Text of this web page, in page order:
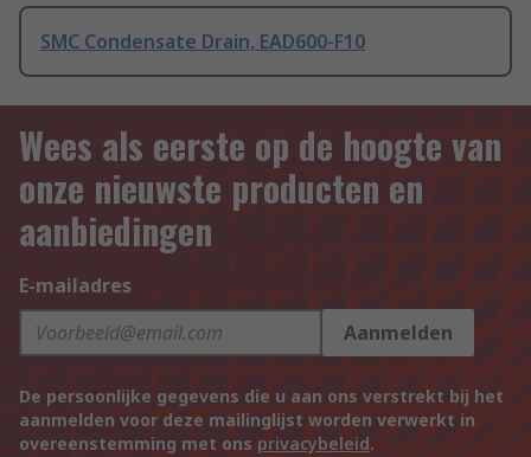
SMC Condensate Drain, EAD600-F10
Wees als eerste op de hoogte van
onze nieuwste producten en
aanbiedingen
E-mailadres
Aanmelden
De persoonlijke gegevens die u aan ons verstrekt bij het
aanmelden voor deze mailinglijst worden verwerkt in
overeenstemming met ons privacybeleid.